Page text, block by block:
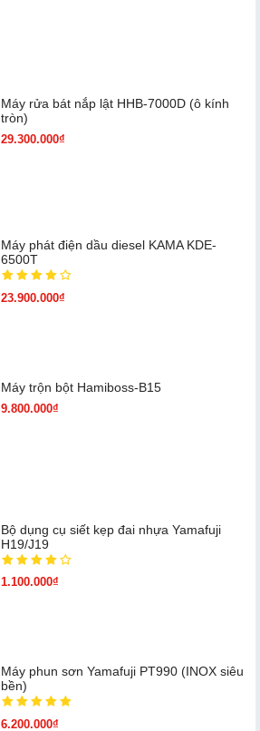
Máy rửa bát nắp lật HHB-7000D (ô kính
tròn)
29.300.000₫
Máy phát điện dầu diesel KAMA KDE-
6500T
23.900.000₫
Máy trộn bột Hamiboss-B15
9.800.000₫
Bộ dụng cụ siết kẹp đai nhựa Yamafuji
H19/J19
1.100.000₫
Máy phun sơn Yamafuji PT990 (INOX siêu
bền)
6.200.000₫